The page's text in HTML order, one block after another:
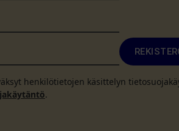
henkilötietojen käsittelyn
.